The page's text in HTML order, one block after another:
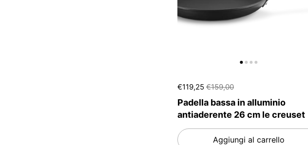
€119,25 €159,00
Padella bassa in alluminio
antiaderente 26 cm le creuset
Aggiungi al carrello